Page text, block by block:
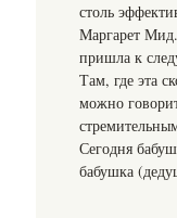
столь
Маргарет
пришла к
Там, где эта
можно
Сегодня
бабушка